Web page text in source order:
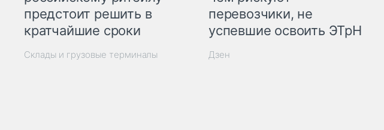
предстоит решить в
кратчайшие сроки
Склады и грузовые терминалы
перевозчики, не
успевшие освоить ЭТрН
Дзен